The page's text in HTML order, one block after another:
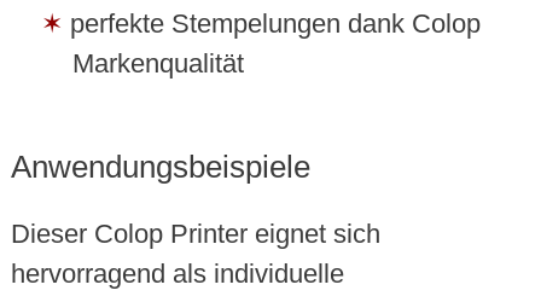
perfekte Stempelungen dank Colop
Markenqualität
Anwendungsbeispiele
Dieser Colop Printer eignet sich
hervorragend als individuelle